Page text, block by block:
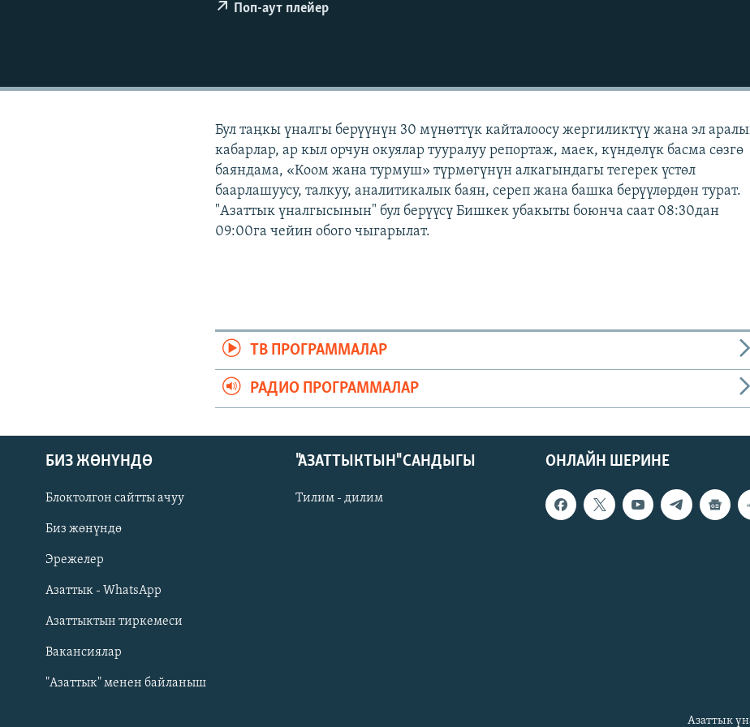
Русский
ОНЛАЙН ШЕРИНЕ
Поп-аут плейер
Бул таңкы үналгы берүүнүн 30 мүнөттүк кайталоосу жергиликтүү жана эл
кабарлар, ар кыл орчун окуялар тууралуу репортаж, маек, күндөлүк басма сөзгө
баяндама, «Коом жана турмуш» түрмөгүнүн алкагындагы тегерек үстөл
баарлашуусу, талкуу, аналитикалык баян, сереп жана башка берүүлөрдөн турат.
"Азаттык үналгысынын" бул берүүсү Бишкек убакыты боюнча саат 08:30дан
09:00га чейин обого чыгарылат.
ТВ ПРОГРАММАЛАР
РАДИО ПРОГРАММАЛАР
ОНЛАЙН ШЕРИНЕ
БИЗ ЖӨНҮНДӨ
Блоктолгон сайтты ачуу
Биз жөнүндө
Эрежелер
Азаттык - WhatsApp
Азаттыктын тиркемеси
Вакансиялар
"Азаттык" менен байланыш
"АЗАТТЫКТЫН" САНДЫГЫ
Тилим - дилим
Азаттык